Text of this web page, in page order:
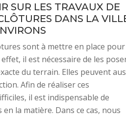
SUR LES TRAVAUX DE
DANS LA
sont à mettre en place pour
il est nécessaire de les
du terrain. Elles peuvent
Afin de réaliser ces
il est indispensable de
la matière. Dans ce cas, nous